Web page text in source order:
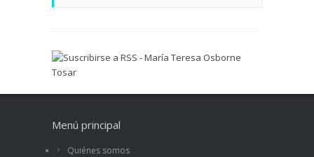
Menú principal
Quiénes somos